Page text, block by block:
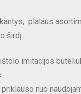
plataus
širdį.
imitacijos
nuo